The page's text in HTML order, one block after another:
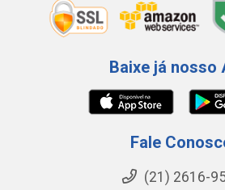
Baixe já nosso
Fale
(21) 2616-